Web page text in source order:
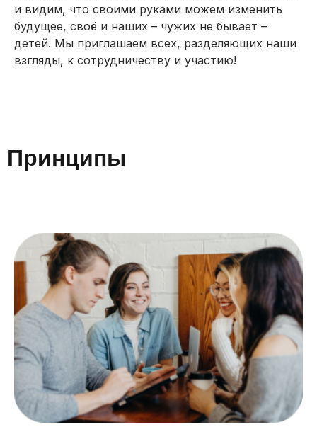
и видим, что своими руками можем изменить
будущее, своё и наших – чужих не бывает –
детей. Мы приглашаем всех, разделяющих наши
взгляды, к сотрудничеству и участию!
Принципы